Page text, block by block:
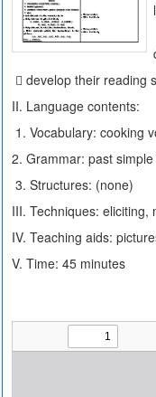
 develop their reading
II. Language contents:
1. Vocabulary: cooking
2. Grammar: past
3. Structures: (none)
III. Techniques: eliciting,
IV. Teaching aids:
V. Time: 45 minutes